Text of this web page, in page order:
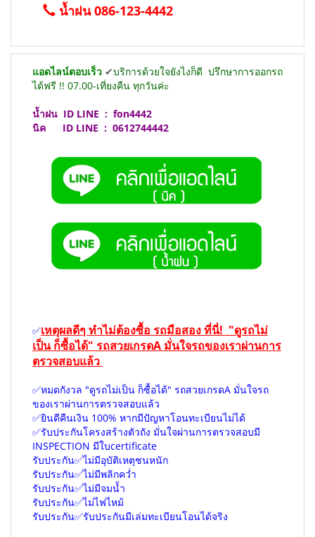
น้ำฝน 086-123-4442
แอดไลน์ตอบเร็ว ✔บริการด้วยใจยังไงก็ดี ปรึกษาการออกรถ
ได้ฟรี !! 07.00-เที่ยงคืน ทุกวันค่ะ
น้ำฝน ID LINE : fon4442
นิค ID LINE : 0612744442
✅เหตุผลดีๆ ทำไม่ต้องซื้อ รถมือสอง ที่นี่! "ดูรถไม่
เป็น ก็ซื้อได้" รถสวยเกรดA มั่นใจรถของเราผ่านการ
ตรวจสอบแล้ว
✅หมดกังวล "ดูรถไม่เป็น ก็ซื้อได้" รถสวยเกรดA มั่นใจรถ
ของเราผ่านการตรวจสอบแล้ว
✅ยินดีคืนเงิน 100% หากมีปัญหาโอนทะเบียนไม่ได้
✅รับประกันโครงสร้างตัวถัง มั่นใจผ่านการตรวจสอบมี
INSPECTION มีใบcertificate
รับประกัน✅ไม่มีอุบัติเหตุชนหนัก
รับประกัน✅ไม่มีพลิกคว่ำ
รับประกัน✅ไม่มีจมน้ำ
รับประกัน✅ไม่ไฟไหม้
รับประกัน✅รับประกันมีเล่มทะเบียนโอนได้จริง